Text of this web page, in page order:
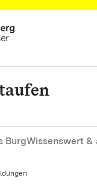
BurgWissenswert &